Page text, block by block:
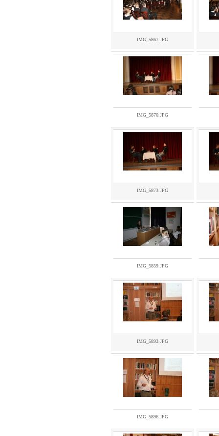
IMG_5867.JPG
IMG_5870.JPG
IMG_5873.JPG
IMG_5859.JPG
IMG_5893.JPG
IMG_5896.JPG